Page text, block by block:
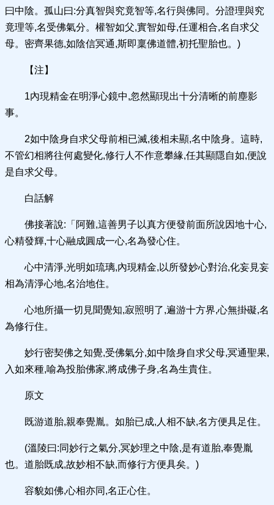
曰中陰。孤山曰:分真智與究竟智等,名行與佛同。分證理與究
竟理等,名受佛氣分。權智如父,實智如母,任運相合,名自求父
母。密齊果德,如陰信冥通,斯即稟佛道體,初托聖胎也。)
【注】
1內現精金在明淨心鏡中,忽然顯現出十分清晰的前塵影
事。
2如中陰身自求父母前相已滅,後相未顯,名中陰身。這時,
不管幻相將往何處變化,修行人不作意攀緣,任其顯隱自如,便說
是自求父母。
白話解
佛接著說:「阿難,這善男子以真方便發前面所說因地十心,
心精發輝,十心融成圓成一心,名為發心住。
心中清淨,光明如琉璃,內現精金,以所發妙心對治,化妄見妄
相為清淨心地,名治地住。
心地所攝一切見聞覺知,寂照明了,遍游十方界,心無掛礙,名
為修行住。
妙行密契佛之知覺,受佛氣分,如中陰身自求父母,冥通聖果,
入如來種,喻為投胎佛家,將成佛子身,名為生貴住。
原文
既游道胎,親奉覺胤。如胎已成,人相不缺,名方便具足住。
(溫陵曰:同妙行之氣分,冥妙理之中陰,是有道胎,奉覺胤
也。道胎既成,故妙相不缺,而修行方便具矣。)
容貌如佛,心相亦同,名正心住。